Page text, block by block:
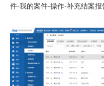
件-我的案件-操作-补充结案